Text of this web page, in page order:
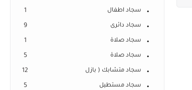
سجاد اطفال 1
سجاد دائرى 9
سجاد صلاة 1
سجاد صلاة 5
سجاد متشابك ( بازل 12
سجاد مستطيل 5